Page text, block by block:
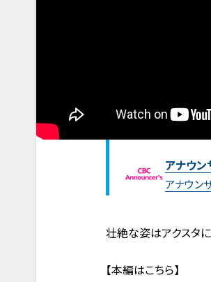
アナウン
アナウン
壮絶な姿はアクスタに
【本編はこちら】